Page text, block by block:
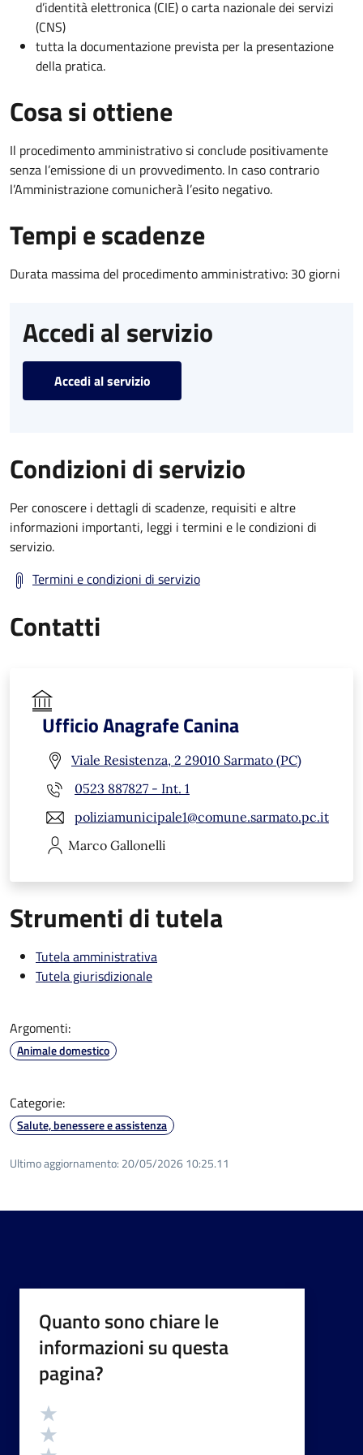
d’identità elettronica (CIE) o carta nazionale dei servizi
(CNS)
tutta la documentazione prevista per la presentazione
della pratica.
Cosa si ottiene
Il procedimento amministrativo si conclude positivamente
senza l’emissione di un provvedimento. In caso contrario
l’Amministrazione comunicherà l’esito negativo.
Tempi e scadenze
Durata massima del procedimento amministrativo: 30 giorni
Accedi al servizio
Accedi al servizio
Condizioni di servizio
Per conoscere i dettagli di scadenze, requisiti e altre
informazioni importanti, leggi i termini e le condizioni di
servizio.
Termini e condizioni di servizio
Contatti
Ufficio Anagrafe Canina
Viale Resistenza, 2 29010 Sarmato (PC)
0523 887827 - Int. 1
poliziamunicipale1@comune.sarmato.pc.it
Marco Gallonelli
Strumenti di tutela
Tutela amministrativa
Tutela giurisdizionale
Argomenti:
Animale domestico
Categorie:
Salute, benessere e assistenza
Ultimo aggiornamento: 20/05/2026 10:25.11
Quanto sono chiare le
informazioni su questa
pagina?
Valutazione